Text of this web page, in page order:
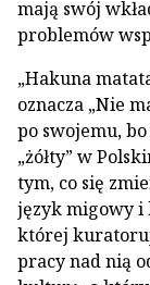
mają swój
problemów
„Hakuna
oznacza „Nie
po swojemu,
„żółty” w
tym, co się
język migowy i
której
pracy nad nią